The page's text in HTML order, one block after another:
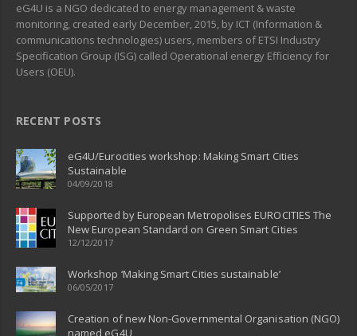
eG4U is a NGO dedicated to energy management & waste
monitoring, created early December, 2015, by ICT (Information &
communications technologies) users, members of ETSI Industry
Specification Group (ISG) called Operational energy Efficiency for
Users (OEU).
RECENT POSTS
eG4U/Eurocities workshop: Making Smart Cities
Sustainable
04/09/2018
Supported by European Metropolises EUROCITIES The
New European Standard on Green Smart Cities
12/12/2017
Workshop ‘Making Smart Cities sustainable’
06/05/2017
Creation of new Non-Governmental Organisation (NGO)
named eG4U